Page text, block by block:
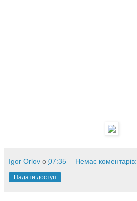
Igor Orlov о 07:35 Немає коментарів:
Надати доступ